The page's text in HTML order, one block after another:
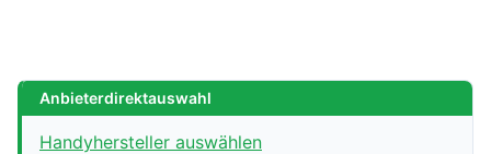
Anbieterdirektauswahl
Handyhersteller auswählen